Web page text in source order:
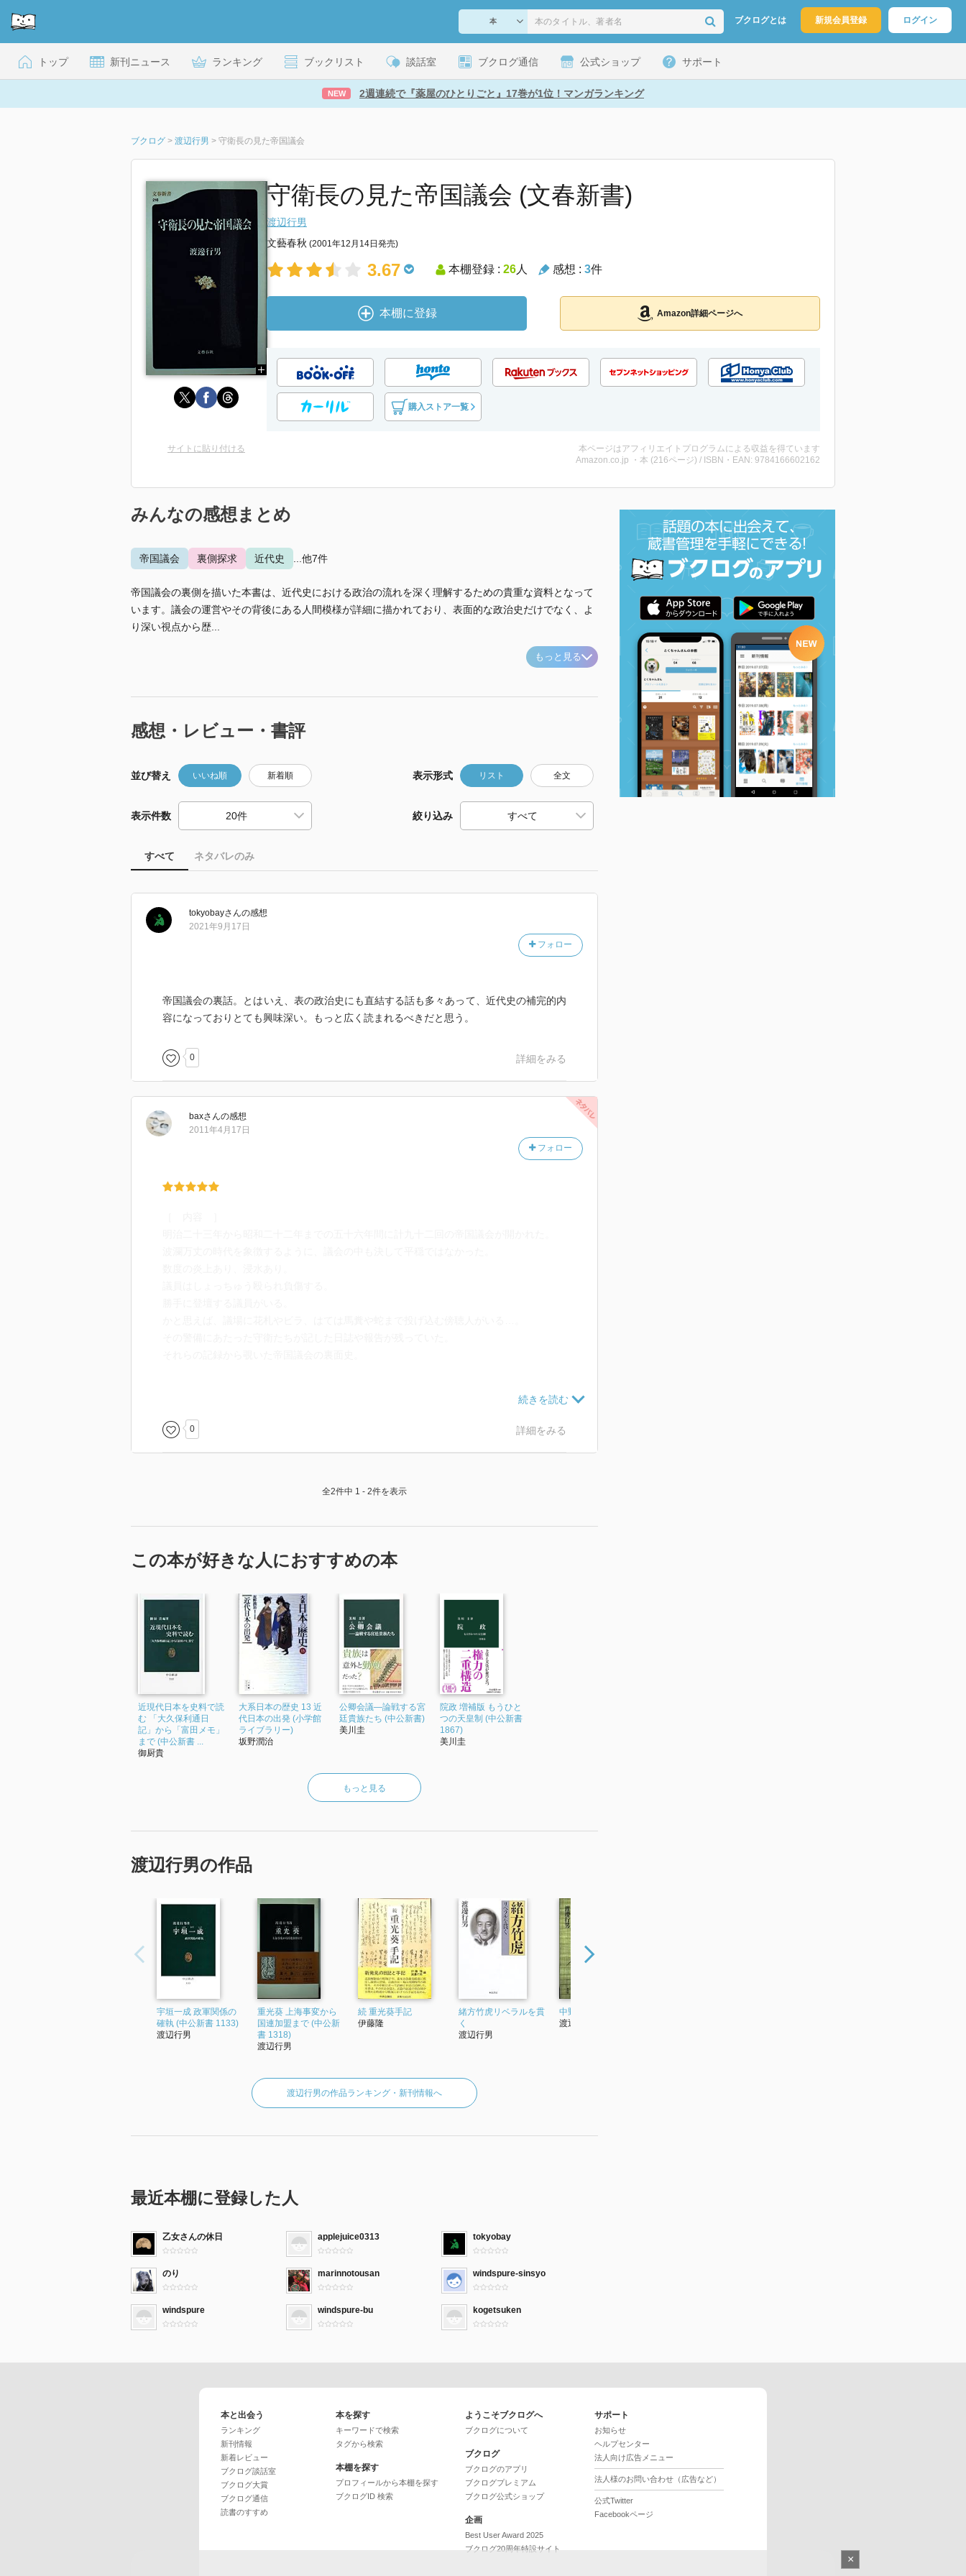
ブクログとは 新規会員登録 ログイン
トップ 新刊ニュース ランキング ブックリスト 談話室 ブクログ通信 公式ショップ サポート
NEW 2週連続で『薬屋のひとりごと』17巻が1位！マンガランキング
ブクログ > 渡辺行男 > 守衛長の見た帝国議会
守衛長の見た帝国議会 (文春新書)
渡辺行男
文藝春秋 (2001年12月14日発売)
3.67 本棚登録 : 26人 感想 : 3件
本棚に登録 Amazon詳細ページへ
購入ストア一覧
サイトに貼り付ける
本ページはアフィリエイトプログラムによる収益を得ています
Amazon.co.jp ・本 (216ページ) / ISBN・EAN: 9784166602162
みんなの感想まとめ
帝国議会 裏側探求 近代史 ...他7件
帝国議会の裏側を描いた本書は、近代史における政治の流れを深く理解するための貴重な資料となって
います。議会の運営やその背後にある人間模様が詳細に描かれており、表面的な政治史だけでなく、よ
り深い視点から歴...
もっと見る
感想・レビュー・書評
並び替え いいね順 新着順 表示形式 リスト 全文
表示件数 絞り込み
すべて ネタバレのみ
tokyobayさんの感想
フォロー
2021年9月17日
帝国議会の裏話。とはいえ、表の政治史にも直結する話も多々あって、近代史の補完的内
容になっておりとても興味深い。もっと広く読まれるべきだと思う。
0 詳細をみる
baxさんの感想
フォロー
2011年4月17日
第２部 大正期の議会（大正政変；集団陳情の傾向；シーメンス事件おこる ほか）
第３部 昭和期の議会（陸軍機密費事件；金融恐慌と若槻内閣の退陣；最初の普通選挙
☆☆☆☆☆☆☆ 文章
☆☆☆☆☆☆☆ ストーリー
☆☆☆☆☆☆☆ メッセージ性
☆☆☆☆☆☆☆ 冒険性
☆☆☆☆☆☆☆ 読後の個人的な満足度
共感度（空振り三振・一部・参った！）
読書の速度（時間がかかった・普通・一気に読んだ）
［ 関連図書 ］
0 詳細をみる
全2件中 1 - 2件を表示
この本が好きな人におすすめの本
近現代日本を史料で読
む 「大久保利通日
記」から「富田メモ」
まで (中公新書 ...
御厨貴
大系日本の歴史 13 近
代日本の出発 (小学館
ライブラリー)
坂野潤治
公卿会議―論戦する宮
廷貴族たち (中公新書)
美川圭
院政 増補版 もうひと
つの天皇制 (中公新書
1867)
美川圭
もっと見る
渡辺行男の作品
宇垣一成 政軍関係の
確執 (中公新書 1133)
渡辺行男
重光葵 上海事変から
国連加盟まで (中公新
書 1318)
渡辺行男
続 重光葵手記
伊藤隆
緒方竹虎リベラルを貫
く
渡辺行男
中野正剛自決の謎
渡辺行男
渡辺行男の作品ランキング・新刊情報へ
最近本棚に登録した人
乙女さんの休日 applejuice0313 tokyobay
のり marinnotousan windspure-sinsyo
windspure windspure-bu kogetsuken
本と出会う
ランキング
新刊情報
新着レビュー
ブクログ談話室
ブクログ大賞
ブクログ通信
読書のすすめ
本を探す
キーワードで検索
タグから検索
本棚を探す
プロフィールから本棚を探す
ブクログID 検索
ようこそブクログへ
ブクログについて
ブクログ
ブクログのアプリ
ブクログプレミアム
ブクログ公式ショップ
企画
Best User Award 2025
ブクログ20周年特設サイト
サポート
お知らせ
ヘルプセンター
法人向け広告メニュー
法人様のお問い合わせ（広告など）
公式Twitter
Facebookページ
×